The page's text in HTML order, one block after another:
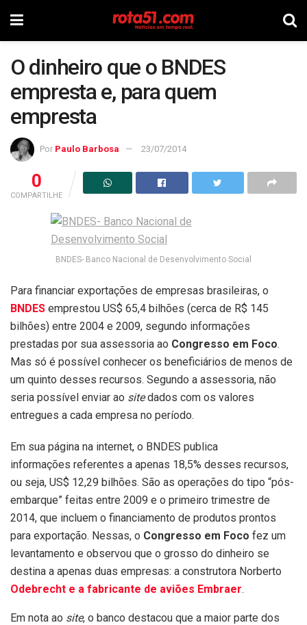
O dinheiro que o BNDES
empresta e, para quem
empresta
Por Paulo Barbosa 23/07/2014
0
COMPARTILHE
BNDES- Banco Nacional de Desenvolvimento Social
Para financiar exportações de empresas brasileiras, o
BNDES emprestou US$ 65,4 bilhões (cerca de R$ 145
bilhões) entre 2004 e 2009, segundo informações
prestadas por sua assessoria ao Congresso em Foco.
Mas só é possível conhecer os beneficiários de menos de
um quinto desses recursos. Segundo a assessoria, não
seria possível enviar ao sitedados com os valores
entregues a cada empresa no período.
Em sua página na internet, o BNDES publica
informações referentes a apenas 18,5% desses recursos,
ou seja, US$ 12,29 bilhões. São as operações do tipo “pós-
embarque” feitas entre 2009 e o primeiro trimestre de
2014, que incluem o financiamento de produtos prontos
para exportação. Nessas, o Congresso em Foco fez um
levantamento e observou que o grosso do dinheiro se
destina a apenas duas empresas: a construtora Norberto
Odebrecht e a fabricante de aviões Embraer.
Em nota ao site, o banco destacou que a maior parte dos